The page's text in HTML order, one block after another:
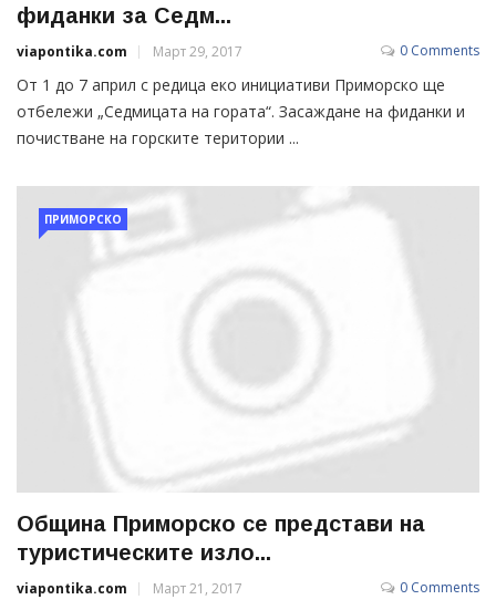
фиданки за Седм...
viapontika.com Март 29, 2017 0 Comments
От 1 до 7 април с редица еко инициативи Приморско ще
отбележи „Седмицата на гората“. Засаждане на фиданки и
почистване на горските територии ...
ПРИМОРСКО
Община Приморско се представи на
туристическите изло...
viapontika.com Март 21, 2017 0 Comments